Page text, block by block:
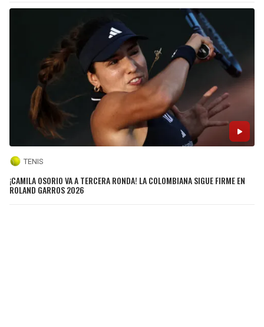
TENIS
¡CAMILA OSORIO VA A TERCERA RONDA! LA COLOMBIANA SIGUE FIRME EN
ROLAND GARROS 2026